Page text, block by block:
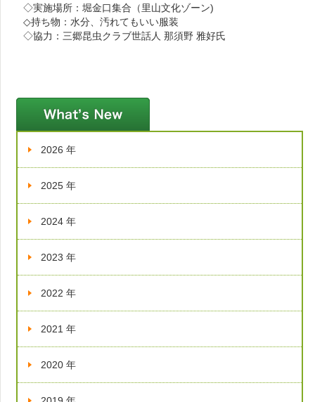
◇実施場所：堀金口集合（里山文化ゾーン)
◇持ち物：水分、汚れてもいい服装
◇協力：三郷昆虫クラブ世話人 那須野 雅好氏
2026 年
2025 年
2024 年
2023 年
2022 年
2021 年
2020 年